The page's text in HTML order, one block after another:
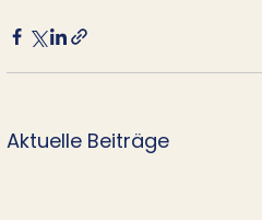
Aktuelle Beiträge